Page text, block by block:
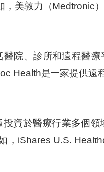
美敦力（Medtronic
醫院、診所和遠程醫
Health是一家提供遠
資於醫療行業多個
，iShares U.S.